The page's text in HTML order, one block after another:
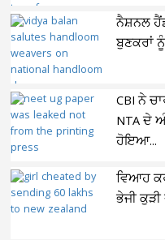
ਨੈਸ਼ਨਲ
ਬੁਣਕਰਾਂ
CBI ਨੇ
NTA ਦੇ
ਹੋਇਆ...
ਵਿਆਹ
ਭੇਜੀ